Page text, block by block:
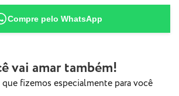
Compre pelo WhatsApp
vai amar também!
que fizemos especialmente para você